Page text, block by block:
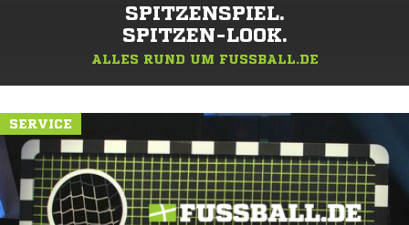
SPITZENSPIEL.
SPITZEN-LOOK.
ALLES RUND UM FUSSBALL.DE
SERVICE